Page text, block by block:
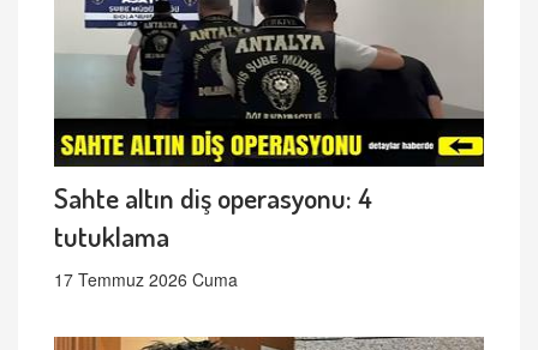
Sahte altın diş operasyonu: 4
tutuklama
17 Temmuz 2026 Cuma